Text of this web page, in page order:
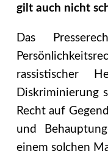
gilt auch nicht
Das
rassistischer
Diskriminierung
Recht auf
und
einem solchen